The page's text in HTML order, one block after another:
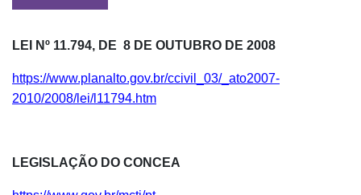
LEI Nº 11.794, DE 8 DE OUTUBRO DE 2008
https://www.planalto.gov.br/ccivil_03/_ato2007-
2010/2008/lei/l11794.htm
LEGISLAÇÃO DO CONCEA